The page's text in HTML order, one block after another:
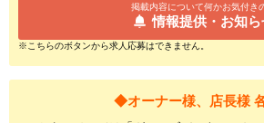
掲載内容について何かお気付き
情報提供・お知ら
※こちらのボタンから求人応募はできません。
◆オーナー様、店長様